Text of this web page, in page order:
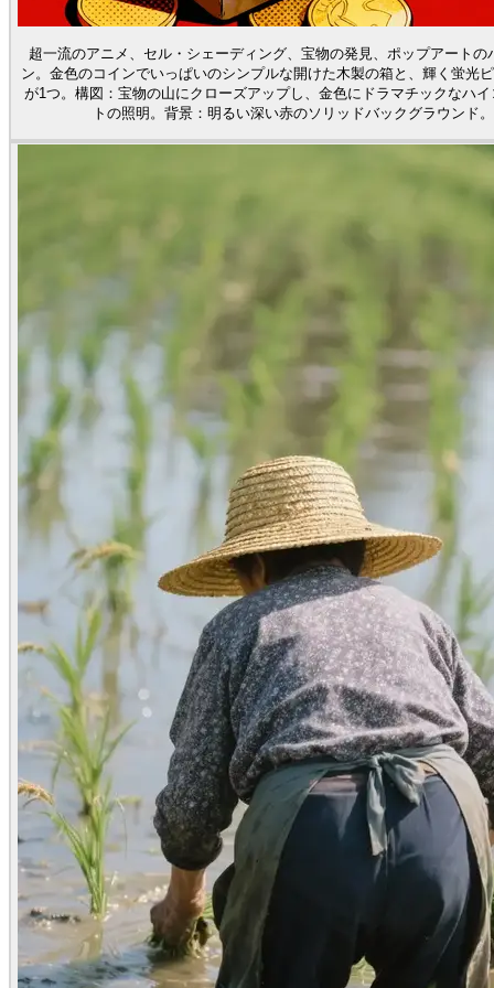
超一流のアニメ、セル・シェーディング、宝物の発見、ポップアートの
ン。金色のコインでいっぱいのシンプルな開けた木製の箱と、輝く蛍光
が1つ。構図：宝物の山にクローズアップし、金色にドラマチックなハ
トの照明。背景：明るい深い赤のソリッドバックグラウンド。